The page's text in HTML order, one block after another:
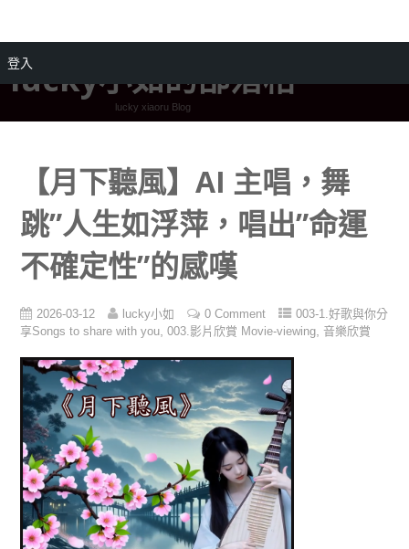
lucky小如的部落格
lucky xiaoru Blog
【月下聽風】AI 主唱，舞
跳”人生如浮萍，唱出”命運
不確定性”的感嘆
2026-03-12 lucky小如 0 Comment
003-1.好歌與你分
享Songs to share with you, 003.影片欣賞 Movie-viewing, 音樂欣賞
登入